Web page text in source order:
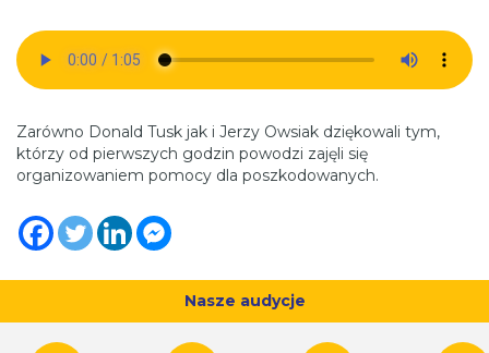
Zarówno Donald Tusk jak i Jerzy Owsiak dziękowali tym,
którzy od pierwszych godzin powodzi zajęli się
organizowaniem pomocy dla poszkodowanych.
Nasze audycje